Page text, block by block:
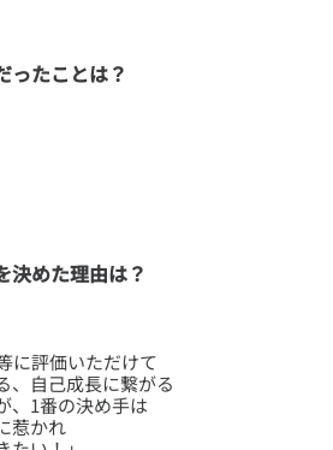
ったことは？
決めた理由は？
に評価いただけて
、自己成長に繋がる
1番の決め手は
惹かれ